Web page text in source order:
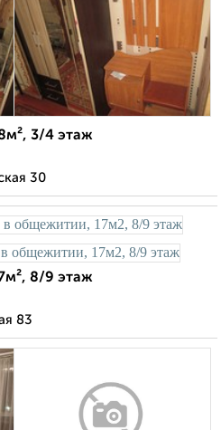
3/4 этаж
30
8/9 этаж
83